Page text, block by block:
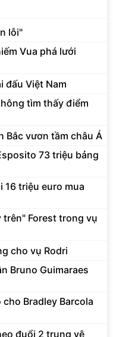
lỗi"
Vua phá lưới
đấu Việt Nam
tìm thấy điểm
Bắc vươn tầm châu Á
73 triệu bảng
16 triệu euro mua
Forest trong vụ
cho vụ Rodri
Bruno Guimaraes
Bradley Barcola
đuổi 2 trung vệ